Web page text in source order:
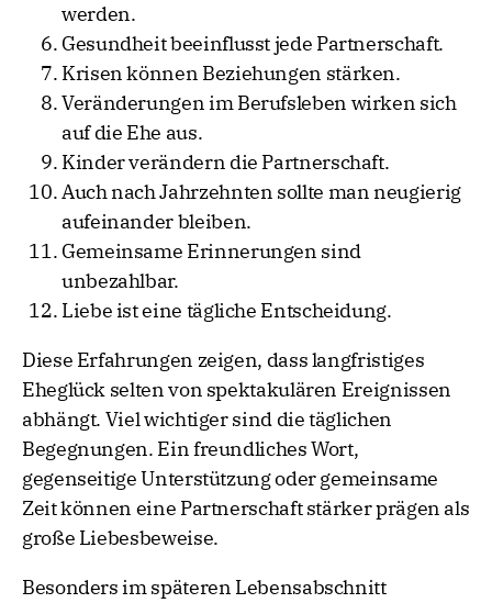
werden.
Gesundheit beeinflusst jede Partnerschaft.
Krisen können Beziehungen stärken.
Veränderungen im Berufsleben wirken sich
auf die Ehe aus.
Kinder verändern die Partnerschaft.
Auch nach Jahrzehnten sollte man neugierig
aufeinander bleiben.
Gemeinsame Erinnerungen sind
unbezahlbar.
Liebe ist eine tägliche Entscheidung.
Diese Erfahrungen zeigen, dass langfristiges
Eheglück selten von spektakulären Ereignissen
abhängt. Viel wichtiger sind die täglichen
Begegnungen. Ein freundliches Wort,
gegenseitige Unterstützung oder gemeinsame
Zeit können eine Partnerschaft stärker prägen als
große Liebesbeweise.
Besonders im späteren Lebensabschnitt